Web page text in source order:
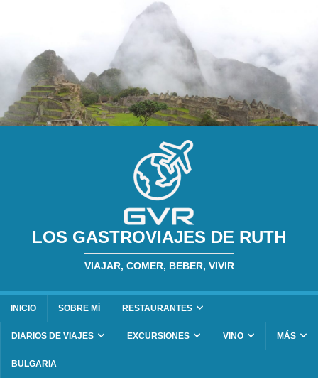
LOS GASTROVIAJES DE RUTH
VIAJAR, COMER, BEBER, VIVIR
INICIO SOBRE MÍ RESTAURANTES
DIARIOS DE VIAJES EXCURSIONES VINO MÁS
BULGARIA